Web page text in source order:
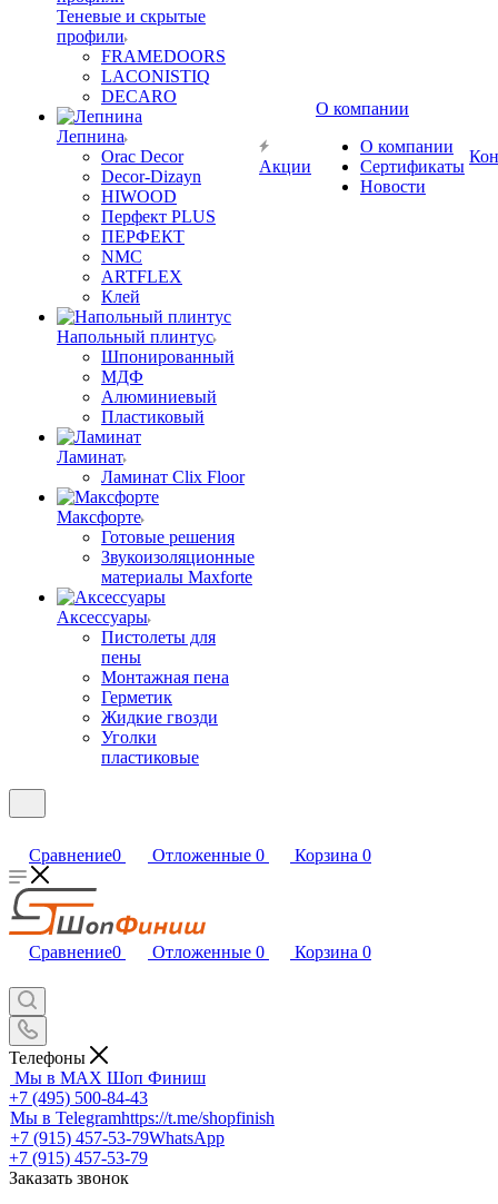
Теневые и скрытые
профили
FRAMEDOORS
LACONISTIQ
DECARO
Лепнина
Orac Decor
Decor-Dizayn
HIWOOD
Перфект PLUS
ПЕРФЕКТ
NMC
ARTFLEX
Клей
Напольный плинтус
Шпонированный
МДФ
Алюминиевый
Пластиковый
Ламинат
Ламинат Clix Floor
Максфорте
Готовые решения
Звукоизоляционные
материалы Maxforte
Аксессуары
Пистолеты для
пены
Монтажная пена
Герметик
Жидкие гвозди
Уголки
пластиковые
Акции
О компании
О компании
Сертификаты
Новости
Сравнение0 Отложенные 0 Корзина 0
Сравнение0 Отложенные 0 Корзина 0
Телефоны
Мы в MAX Шоп Финиш
+7 (495) 500-84-43
Мы в Telegramhttps://t.me/shopfinish
+7 (915) 457-53-79WhatsApp
+7 (915) 457-53-79
Заказать звонок